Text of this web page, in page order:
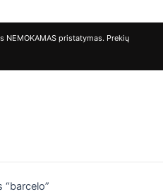
NEMOKAMAS pristatymas. Prekių